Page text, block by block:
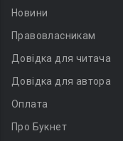
Новини
Правовласникам
Довідка для читача
Довідка для автора
Оплата
Про Букнет